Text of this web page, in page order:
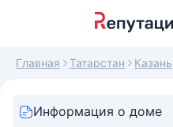
Главная Татарстан Казань
Информация о доме